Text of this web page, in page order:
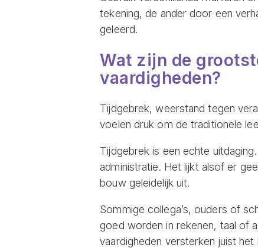
tekening, de ander door een
geleerd.
Wat zijn de
vaardigheden?
Tijdgebrek, weerstand tegen
voelen druk om de traditionele
Tijdgebrek is een echte
administratie. Het lijkt alsof er
bouw geleidelijk uit.
Sommige collega’s, ouders of
goed worden in rekenen, taal of
vaardigheden versterken juist